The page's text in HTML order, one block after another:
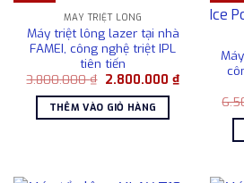
MÁY TRIỆT LÔNG
Máy triệt lông lazer tại nhà
FAMEI, công nghệ triệt IPL
tiên tiến
3.800.000₫ Giá
là:
3.800.000 ₫.
2.800.000 ₫Giá
2.800.000
THÊM VÀO GIỎ HÀNG